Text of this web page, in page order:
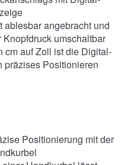
ablesbar angebracht und
Knopfdruck umschaltbar
cm auf Zoll ist die Digital-
präzises Positionieren
Positionierung mit der